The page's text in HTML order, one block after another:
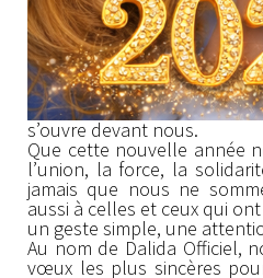
s’ouvre devant nous.
Que cette nouvelle année
l’union, la force, la
jamais que nous ne
aussi à celles et ceux qui
un geste simple, une
Au nom de Dalida Officiel,
vœux les plus sincères